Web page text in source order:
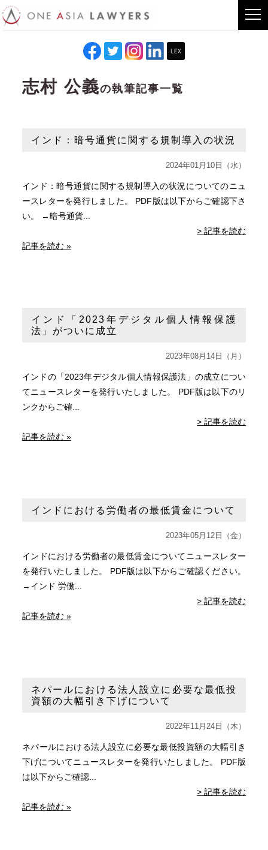
志村 公義の執筆記事一覧
インド：暗号通貨に関する規制導入の状況
2024年01月10日（水）
インド：暗号通貨に関する規制導入の状況についてのニュ
ースレターを発行しました。 PDF版は以下からご確認下さ
い。 →暗号通貨...
> 記事を読む
記事を読む »
インド「2023年デジタル個人情報保護
法」がついに成立
2023年08月14日（月）
インドの「2023年デジタル個人情報保護法」の成立につい
てニュースレターを発行いたしました。 PDF版は以下のリ
ンクからご確...
> 記事を読む
記事を読む »
インドにおける労働者の最低賃金について
2023年05月12日（金）
インドにおける労働者の最低賃金についてニュースレター
を発行いたしました。 PDF版は以下からご確認ください。
→インド 労働...
> 記事を読む
記事を読む »
ネパールにおける法人設立に必要な最低投
資額の大幅引き下げについて
2022年11月24日（木）
ネパールにおける法人設立に必要な最低投資額の大幅引き
下げについてニュースレターを発行いたしました。 PDF版
は以下からご確認...
> 記事を読む
記事を読む »